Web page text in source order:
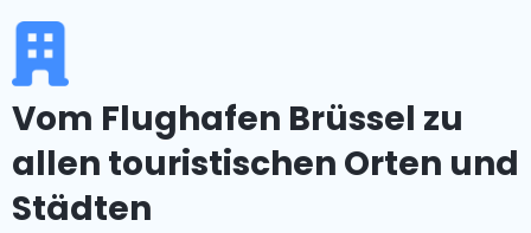
Vom Flughafen Brüssel zu
allen touristischen Orten und
Städten